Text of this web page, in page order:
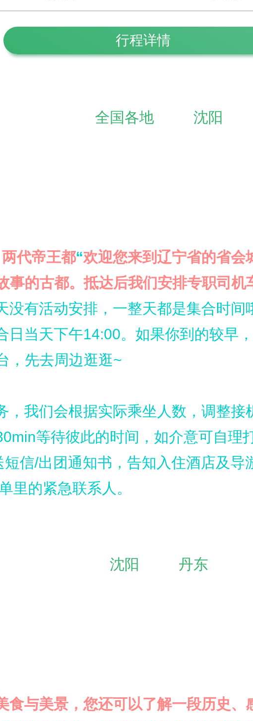
行程详情
全国各地 沈阳
代帝王都“欢迎您来到辽宁省的省会
事的古都。抵达后我们安排专职司机
有活动安排，一整天都是集合时间
日当天下午14:00。如果你到的较早
，先去周边逛逛~
我们会根据实际乘坐人数，调整接
等待彼此的时间，如介意可自理
短信/出团通知书，告知入住酒店及导
里的紧急联系人。
沈阳 丹东
食与美景，您还可以了解一段历史、